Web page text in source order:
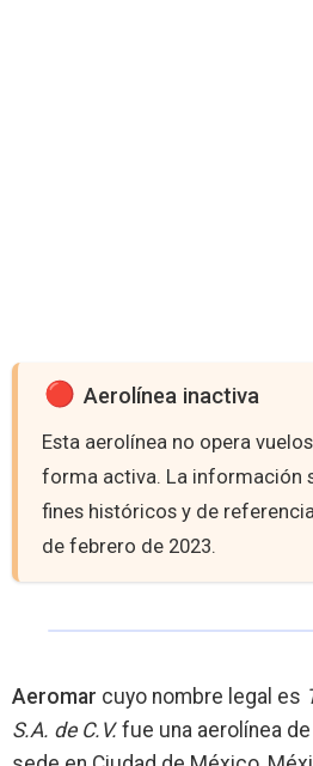
Aerolínea inactiva
Esta aerolínea no opera
forma activa. La información
fines históricos y de
de febrero de 2023.
Aeromar cuyo nombre legal es
S.A. de C.V. fue una aerolínea